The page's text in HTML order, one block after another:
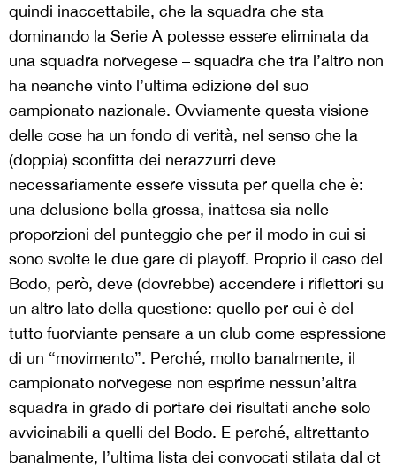
quindi inaccettabile, che la squadra che sta
dominando la Serie A potesse essere eliminata da
una squadra norvegese – squadra che tra l’altro non
ha neanche vinto l’ultima edizione del suo
campionato nazionale. Ovviamente questa visione
delle cose ha un fondo di verità, nel senso che la
(doppia) sconfitta dei nerazzurri deve
necessariamente essere vissuta per quella che è:
una delusione bella grossa, inattesa sia nelle
proporzioni del punteggio che per il modo in cui si
sono svolte le due gare di playoff. Proprio il caso del
Bodo, però, deve (dovrebbe) accendere i riflettori su
un altro lato della questione: quello per cui è del
tutto fuorviante pensare a un club come espressione
di un “movimento”. Perché, molto banalmente, il
campionato norvegese non esprime nessun’altra
squadra in grado di portare dei risultati anche solo
avvicinabili a quelli del Bodo. E perché, altrettanto
banalmente, l’ultima lista dei convocati stilata dal ct